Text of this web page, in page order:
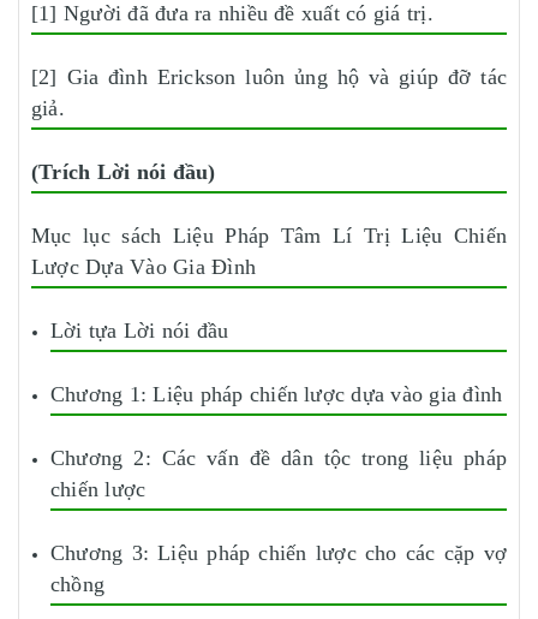
[1] Người đã đưa ra nhiều đề xuất có giá trị.
[2] Gia đình Erickson luôn ủng hộ và giúp đỡ tác
giả.
(Trích Lời nói đầu)
Mục lục sách Liệu Pháp Tâm Lí Trị Liệu Chiến
Lược Dựa Vào Gia Đình
Lời tựa Lời nói đầu
Chương 1: Liệu pháp chiến lược dựa vào gia đình
Chương 2: Các vấn đề dân tộc trong liệu pháp
chiến lược
Chương 3: Liệu pháp chiến lược cho các cặp vợ
chồng